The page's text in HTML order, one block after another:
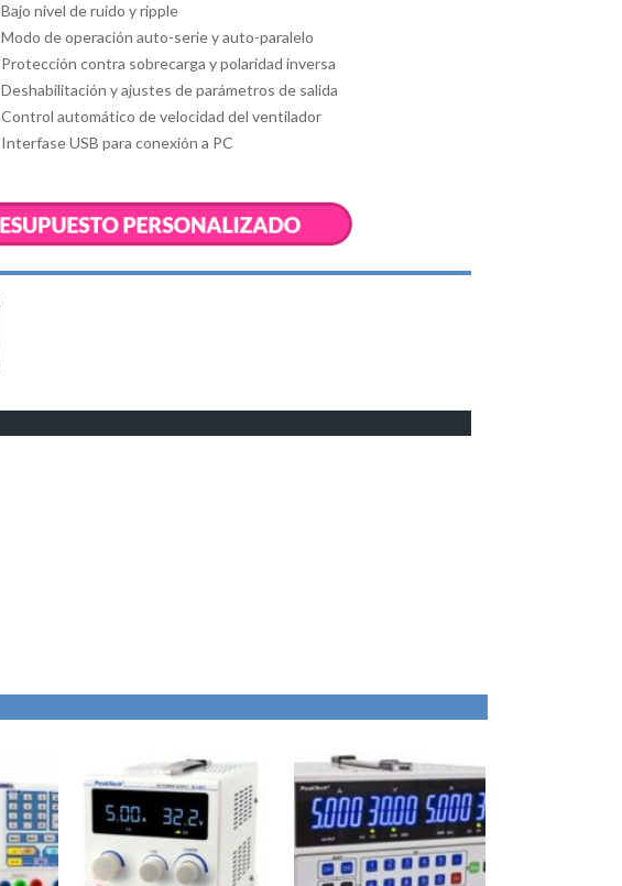
Bajo nivel de ruido y ripple
Modo de operación auto-serie y auto-paralelo
Protección contra sobrecarga y polaridad inversa
Deshabilitación y ajustes de parámetros de salida
Control automático de velocidad del ventilador
Interfase USB para conexión a PC